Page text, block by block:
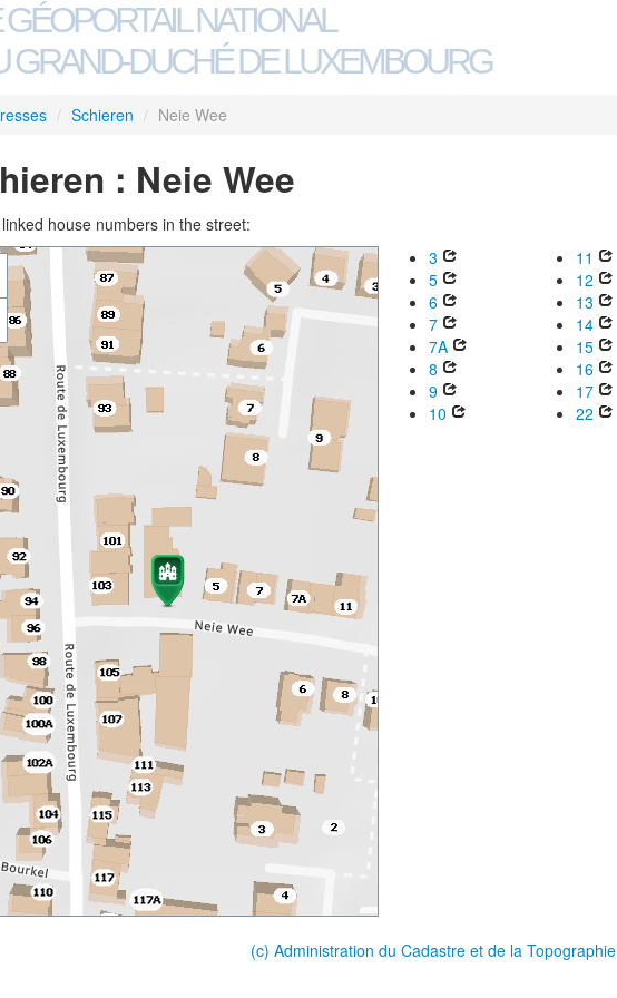
GÉOPORTAIL NATIONAL
GRAND-DUCHÉ DE LUXEMBOURG
/ Schieren / Neie Wee
: Neie Wee
house numbers in the street:
3
5
6
7
7A
8
9
10
11
12
13
14
15
16
17
22
(c) Administration du Cadastre et de la Topographie